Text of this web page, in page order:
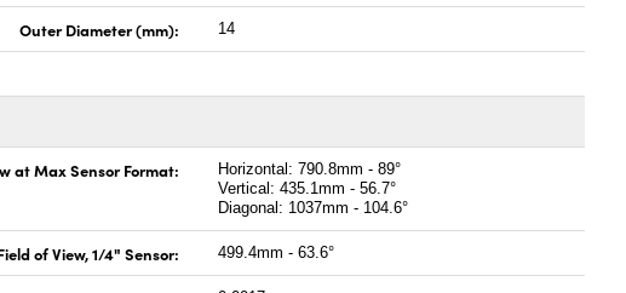
Outer Diameter (mm): 14
at Max Sensor Format:
Horizontal: 790.8mm - 89°
Vertical: 435.1mm - 56.7°
Diagonal: 1037mm - 104.6°
of View, 1/4" Sensor: 499.4mm - 63.6°